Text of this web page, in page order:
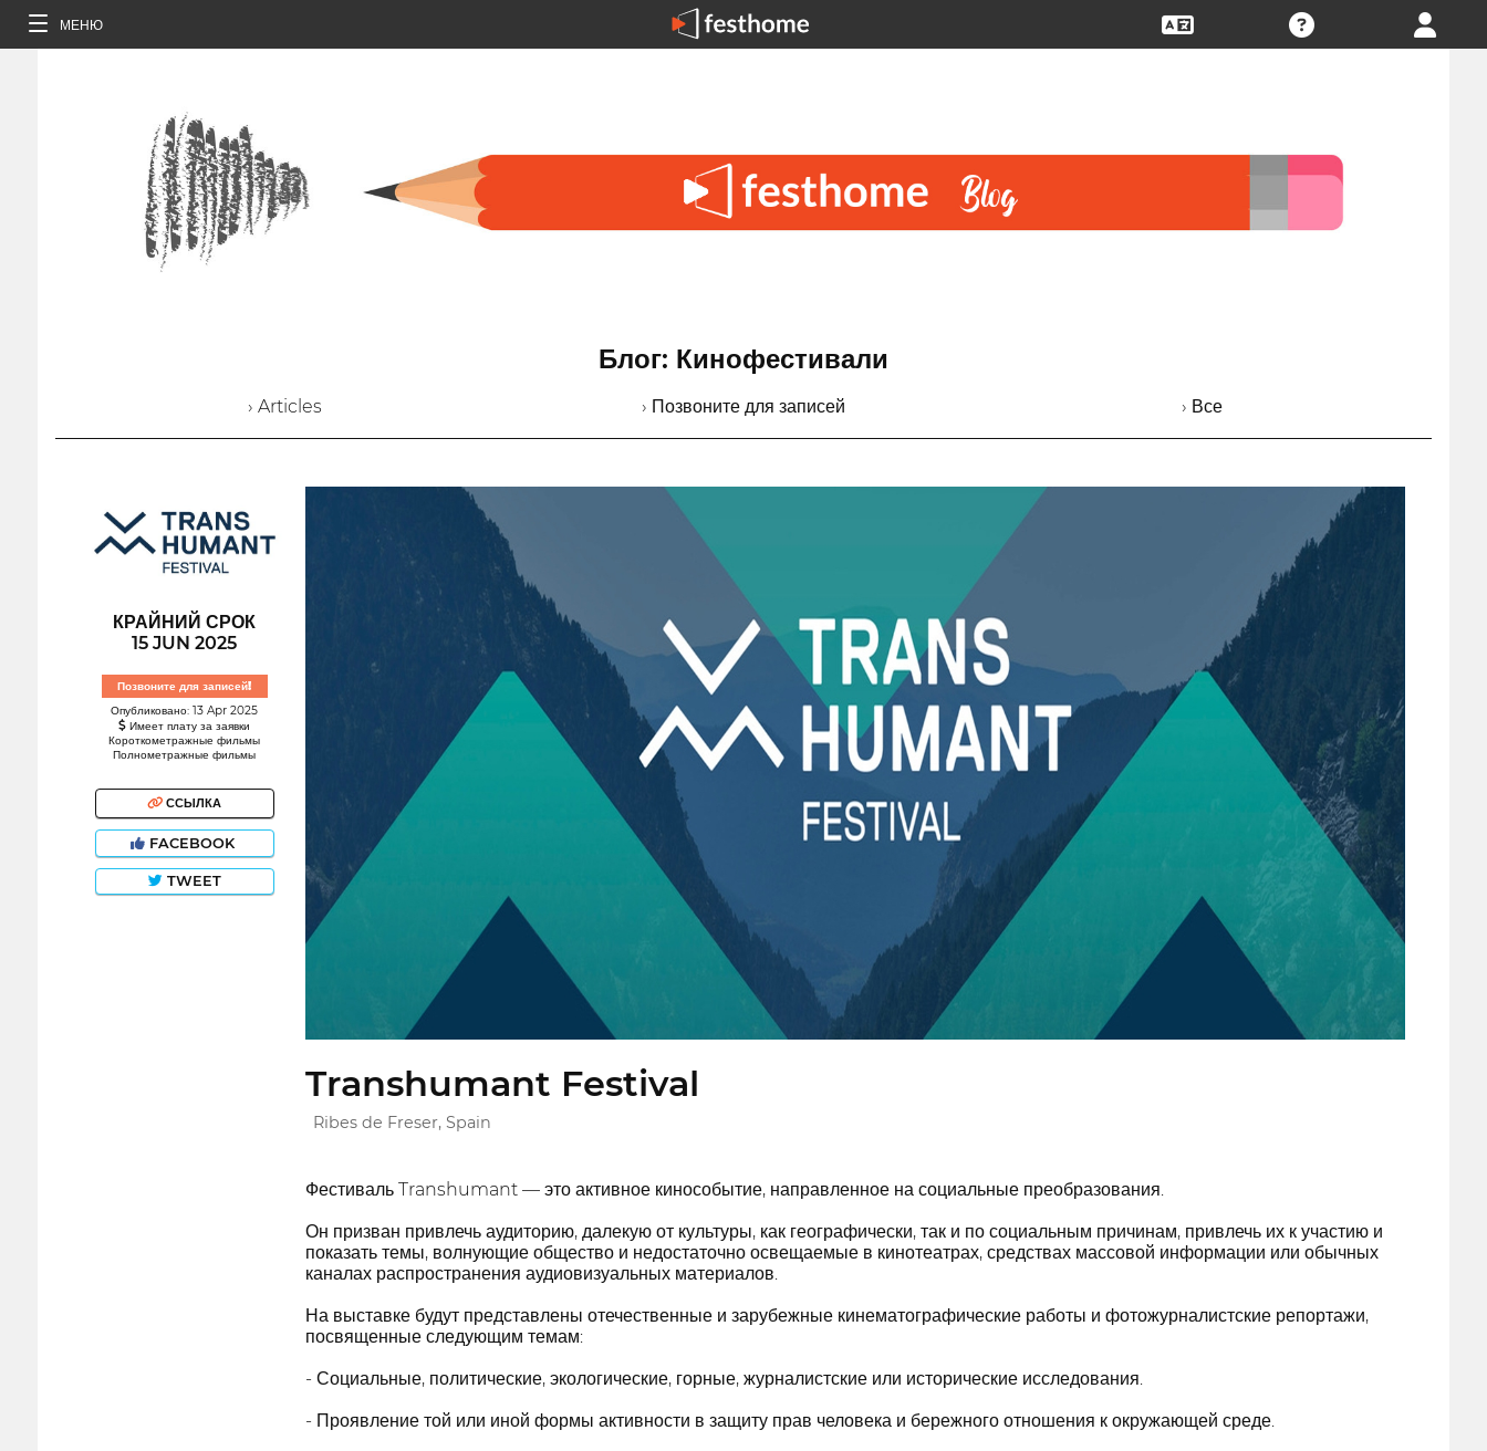
МЕНЮ
Блог: Кинофестивали
› Articles › Позвоните для записей › Все
КРАЙНИЙ СРОК
15 JUN 2025
Позвоните для записей!
Опубликовано: 13 Apr 2025
Имеет плату за заявки
Короткометражные фильмы
Полнометражные фильмы
ССЫЛКА
FACEBOOK
TWEET
Transhumant Festival
Ribes de Freser, Spain
Фестиваль Transhumant — это активное кинособытие, направленное на социальные преобразования.
Он призван привлечь аудиторию, далекую от культуры, как географически, так и по социальным причинам, привлечь их к участию и
показать темы, волнующие общество и недостаточно освещаемые в кинотеатрах, средствах массовой информации или обычных
каналах распространения аудиовизуальных материалов.
На выставке будут представлены отечественные и зарубежные кинематографические работы и фотожурналистские репортажи,
посвященные следующим темам:
- Социальные, политические, экологические, горные, журналистские или исторические исследования.
- Проявление той или иной формы активности в защиту прав человека и бережного отношения к окружающей среде.